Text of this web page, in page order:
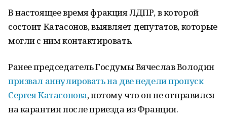
В настоящее время фракция ЛДПР, в которой
состоит Катасонов, выявляет депутатов, которые
могли с ним контактировать.
Ранее председатель Госдумы Вячеслав Володин
призвал аннулировать на две недели пропуск
Сергея Катасонова, потому что он не отправился
на карантин после приезда из Франции.